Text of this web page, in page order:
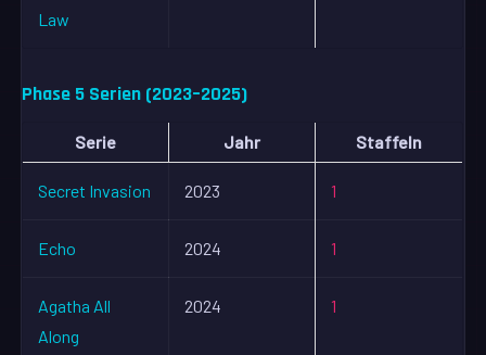
Law
Phase 5 Serien (2023–2025)
Serie Jahr Staffeln
Secret Invasion 2023 1
Echo 2024 1
Agatha All
Along
2024 1